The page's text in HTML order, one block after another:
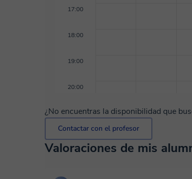
17:00
18:00
19:00
20:00
¿No encuentras la disponibilidad que
Contactar con el profesor
Valoraciones de mis